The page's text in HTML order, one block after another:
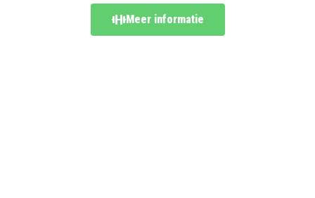
Meer informatie